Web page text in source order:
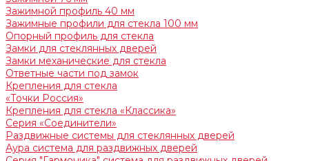
Зажимной профиль 40 мм
Зажимные профили для стекла 100 мм
Опорный профиль для стекла
Замки для стеклянных дверей
Замки механические для стекла
Ответные части под замок
Крепления для стекла
«Точки Россия»
Крепления для стекла «Классика»
Серия «Соединители»
Раздвижные системы для стеклянных дверей
Аура система для раздвижных дверей